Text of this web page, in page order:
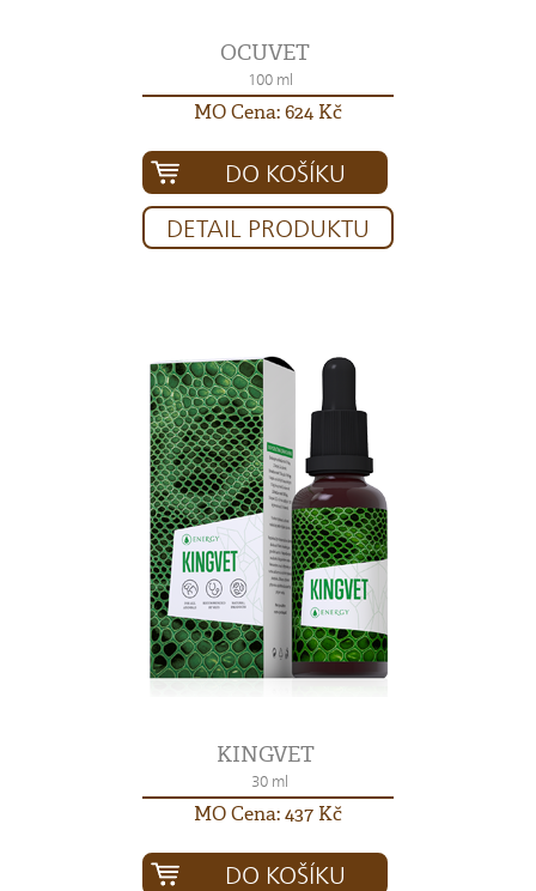
OCUVET
100 ml
MO Cena: 624 Kč
DO KOŠÍKU
DETAIL PRODUKTU
KINGVET
30 ml
MO Cena: 437 Kč
DO KOŠÍKU